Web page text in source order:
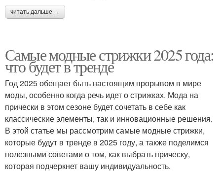
читать дальше →
Самые модные стрижки 2025 года:
что будет в тренде
Год 2025 обещает быть настоящим прорывом в мире
моды, особенно когда речь идет о стрижках. Мода на
прически в этом сезоне будет сочетать в себе как
классические элементы, так и инновационные решения.
В этой статье мы рассмотрим самые модные стрижки,
которые будут в тренде в 2025 году, а также поделимся
полезными советами о том, как выбрать прическу,
которая подчеркнет вашу индивидуальность.